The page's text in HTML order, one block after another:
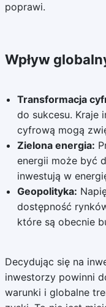
poprawi.
Wpływ
Transformacja
do sukcesu. Kraje
cyfrową mogą
Zielona energia:
energii może być
inwestują w
Geopolityka:
dostępność
które są obecnie
Decydując się na
inwestorzy powinni
warunki i globalne